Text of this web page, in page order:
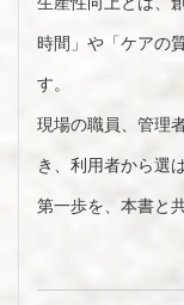
時間」や「ケアの
す。
現場の職員、管理
き、利用者から選
第一歩を、本書と